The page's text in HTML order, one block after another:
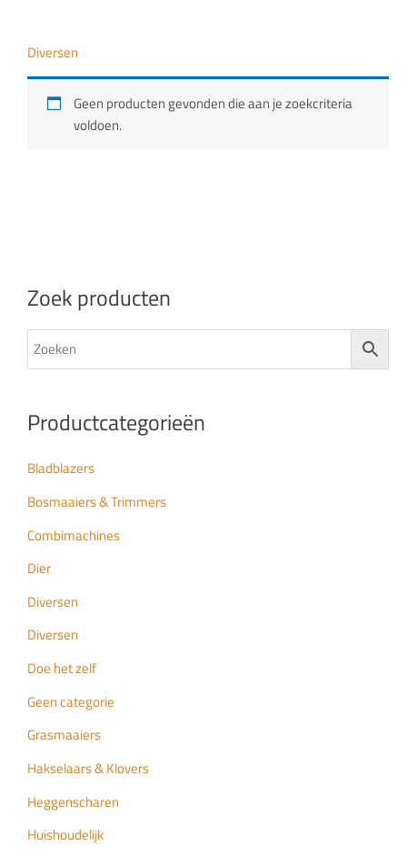
Huishoudelijk
Werkkleding
Zoek producten
Productcategorieën
Bladblazers
Bosmaaiers & Trimmers
Combimachines
Dier
Diversen
Diversen
Doe het zelf
Geen categorie
Grasmaaiers
Hakselaars & Klovers
Heggenscharen
Huishoudelijk
Diversen
Geen producten gevonden die aan je zoekcriteria
voldoen.